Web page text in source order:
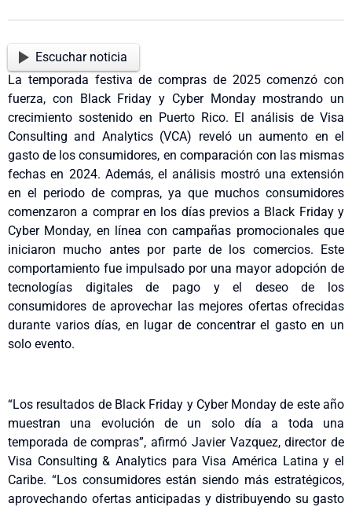
Escuchar noticia
La temporada festiva de compras de 2025 comenzó con
fuerza, con Black Friday y Cyber Monday mostrando un
crecimiento sostenido en Puerto Rico. El análisis de Visa
Consulting and Analytics (VCA) reveló un aumento en el
gasto de los consumidores, en comparación con las mismas
fechas en 2024. Además, el análisis mostró una extensión
en el periodo de compras, ya que muchos consumidores
comenzaron a comprar en los días previos a Black Friday y
Cyber Monday, en línea con campañas promocionales que
iniciaron mucho antes por parte de los comercios. Este
comportamiento fue impulsado por una mayor adopción de
tecnologías digitales de pago y el deseo de los
consumidores de aprovechar las mejores ofertas ofrecidas
durante varios días, en lugar de concentrar el gasto en un
solo evento.
“Los resultados de Black Friday y Cyber Monday de este año
muestran una evolución de un solo día a toda una
temporada de compras”, afirmó Javier Vazquez, director de
Visa Consulting & Analytics para Visa América Latina y el
Caribe. “Los consumidores están siendo más estratégicos,
aprovechando ofertas anticipadas y distribuyendo su gasto